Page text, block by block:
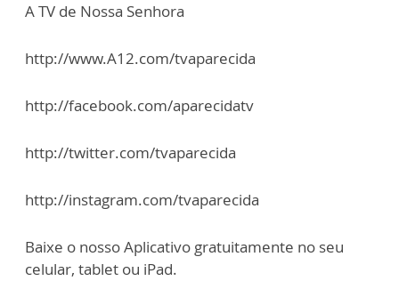
A TV de Nossa Senhora
http://www.A12.com/tvaparecida
http://facebook.com/aparecidatv
http://twitter.com/tvaparecida
http://instagram.com/tvaparecida
Baixe o nosso Aplicativo gratuitamente no seu
celular, tablet ou iPad.